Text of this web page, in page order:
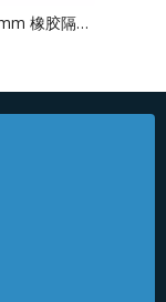
800-2000mm 橡胶隔膜板 （中间进料）